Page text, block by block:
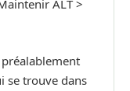
ALT >
se trouve dans